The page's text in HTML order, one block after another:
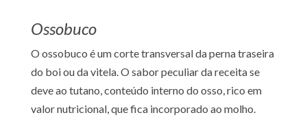
Ossobuco
O ossobuco é um corte transversal da perna traseira
do boi ou da vitela. O sabor peculiar da receita se
deve ao tutano, conteúdo interno do osso, rico em
valor nutricional, que fica incorporado ao molho.